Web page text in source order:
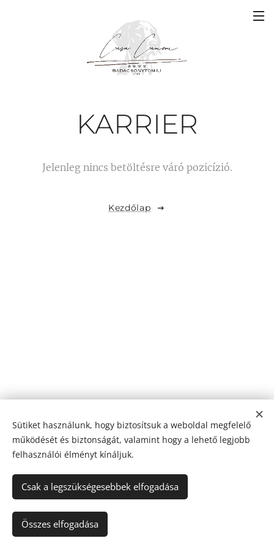
KARRIER
Jelenleg nincs betöltésre váró pozicízió.
Kezdőlap
Sütik
Magyar
Sütiket használunk, hogy biztosítsuk a weboldal megfelelő
működését és biztonságát, valamint hogy a lehető legjobb
felhasználói élményt kínáljuk.
Csak a legszükségesebbek elfogadása
Összes elfogadása